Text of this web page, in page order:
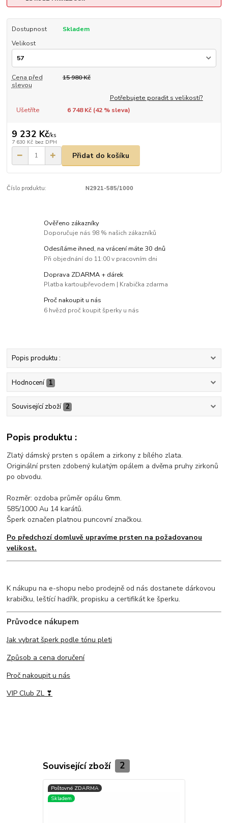
Dostupnost
Skladem
Velikost
Cena před
slevou
15 980 Kč
Potřebujete poradit s velikostí?
Ušetříte
6 748 Kč (42% sleva)
9 232 Kč/ks
7 630 Kč bez DPH
Přidat do košíku
Číslo produktu: N2921-585/1000
Ověřeno zákazníky
Doporučuje nás 98 % našich zákazníků
Odesíláme ihned, na vrácení máte 30 dnů
Při objednání do 11:00 v pracovním dni
Doprava ZDARMA + dárek
Platba kartou/převodem | Krabička zdarma
Proč nakoupit u nás
6 hvězd proč koupit šperky u nás
Popis produktu :
Hodnocení 1
Související zboží 2
Popis produktu :
Zlatý dámský prsten s opálem a zirkony z bílého zlata.
Originální prsten zdobený kulatým opálem a dvěma pruhy zirkonů
po obvodu.
Rozměr: ozdoba průměr opálu 6mm.
585/1000 Au 14 karátů.
Šperk označen platnou puncovní značkou.
Po předchozí domluvě upravíme prsten na požadovanou
velikost.
K nákupu na e-shopu nebo prodejně od nás dostanete dárkovou
krabičku, leštící hadřík, propisku a certifikát ke šperku.
Průvodce nákupem
Jak vybrat šperk podle tónu pleti
Způsob a cena doručení
Proč nakoupit u nás
VIP Club ZL ❣
Související zboží 2